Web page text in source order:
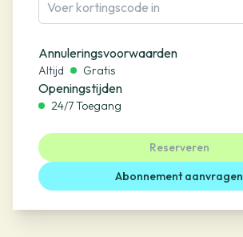
Annuleringsvoorwaarden
Altijd Gratis
Openingstijden
24/7 Toegang
Reserveren
Abonnement aanvragen